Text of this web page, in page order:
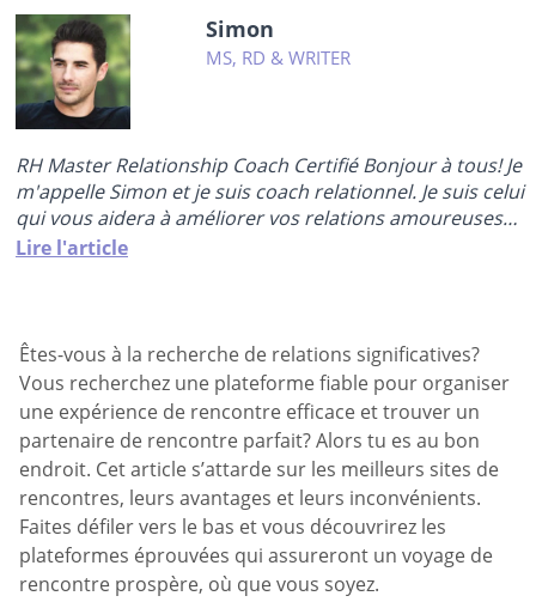
Simon
MS, RD & WRITER
RH Master Relationship Coach Certifié Bonjour à tous! Je
m'appelle Simon et je suis coach relationnel. Je suis celui
qui vous aidera à améliorer vos relations amoureuses
afin que vous puissiez ressentir une connexion
un nouvel amour, je...
Lire l'article
Êtes-vous à la recherche de relations significatives?
Vous recherchez une plateforme fiable pour organiser
une expérience de rencontre efficace et trouver un
partenaire de rencontre parfait? Alors tu es au bon
endroit. Cet article s’attarde sur les meilleurs sites de
rencontres, leurs avantages et leurs inconvénients.
Faites défiler vers le bas et vous découvrirez les
plateformes éprouvées qui assureront un voyage de
rencontre prospère, où que vous soyez.